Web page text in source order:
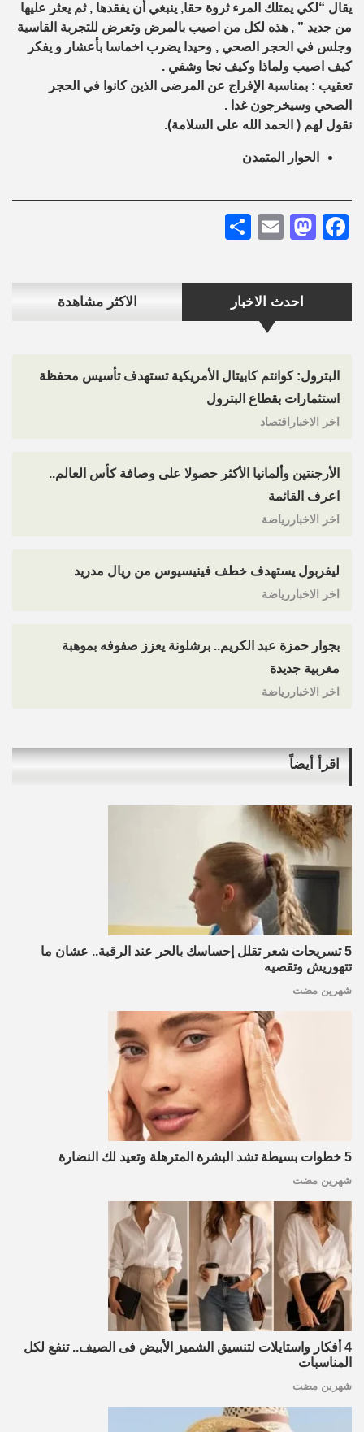
احدث الاخبار الاكثر مشاهدة
البترول: كوانتم كابيتال الأمريكية تستهدف تأسيس محفظة
استثمارات بقطاع البترول
اخر الاخباراقتصاد
الأرجنتين وألمانيا الأكثر حصولا على وصافة كأس العالم..
اعرف القائمة
اخر الاخباررياضة
ليفربول يستهدف خطف فينيسيوس من ريال مدريد
اخر الاخباررياضة
بجوار حمزة عبد الكريم.. برشلونة يعزز صفوفه بموهبة
مغربية جديدة
اخر الاخباررياضة
يقال “لكي يمتلك المرء ثروة حقا, ينبغي أن يفقدها , ثم يعثر عليها
من جديد ” , هذه لكل من اصيب بالمرض وتعرض للتجربة القاسية
وجلس في الحجر الصحي , وحيدا يضرب اخماسا بأعشار و يفكر
كيف اصيب ولماذا وكيف نجا وشفي .
تعقيب : بمناسبة الإفراج عن المرضى الذين كانوا في الحجر
الصحي وسيخرجون غدا .
نقول لهم ( الحمد الله على السلامة).
الحوار المتمدن
Facebook
Mastodon
Email
اقرأ أيضاً
5 تسريحات شعر تقلل إحساسك بالحر عند الرقبة.. عشان ما
تتهوريش وتقصيه
شهرين مضت
5 خطوات بسيطة تشد البشرة المترهلة وتعيد لك النضارة
شهرين مضت
4 أفكار واستايلات لتنسيق الشميز الأبيض فى الصيف.. تنفع لكل
المناسبات
شهرين مضت